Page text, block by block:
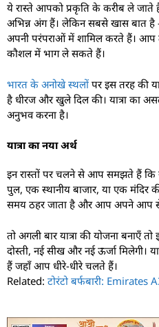
ये रास्ते आपको प्रकृति के करीब ले जाते
अभिन्न अंग हैं। लेकिन सबसे खास बात है
अपनी परंपराओं में शामिल करते हैं। आप
कौशल में भाग ले सकते हैं।
भारत के अनोखे स्थलों पर इस तरह की
है धीरज और खुले दिल की। यात्रा का
अनुभव करना है।
यात्रा का नया अर्थ
इन रास्तों पर चलने से आप समझते हैं कि
पुल, एक स्थानीय बाजार, या एक मंदिर
समय ठहर जाता है और आप अपने आप
तो अगली बार यात्रा की योजना बनाएँ
दोस्ती, नई सीख और नई ऊर्जा मिलेगी।
हैं जहाँ आप धीरे-धीरे चलते हैं।
Related: टोरंटो बर्फबारी: